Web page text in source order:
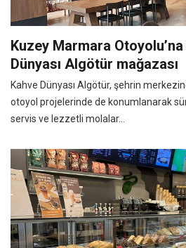
Kuzey Marmara
Dünyası Algötür mağazası
Kahve Dünyası Algötür, şehrin
otoyol projelerinde de konumlanarak
servis ve lezzetli molalar...